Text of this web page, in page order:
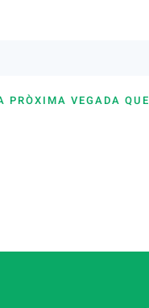
PRÒXIMA VEGADA QUE